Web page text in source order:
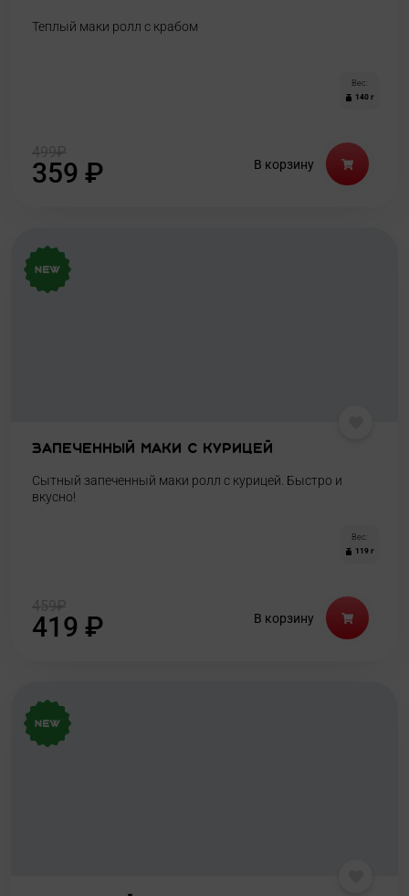
Теплый маки ролл с крабом
Вес:
140 г
359 ₽ В корзину
Запеченный маки с курицей
Сытный запеченный маки ролл с курицей. Быстро и
вкусно!
Вес:
119 г
419 ₽ В корзину